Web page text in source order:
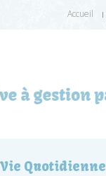
Accueil
Vie Quotidienne